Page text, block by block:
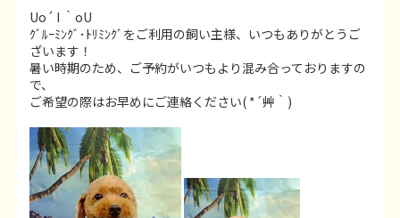
Uo´ I ｀oU
ｸﾞﾙｰﾐﾝｸﾞ･ﾄﾘﾐﾝｸﾞをご利用の飼い主様、いつもありがとうご
ざいます！
暑い時期のため、ご予約がいつもより混み合っておりますの
で、
ご希望の際はお早めにご連絡ください( *´艸｀)